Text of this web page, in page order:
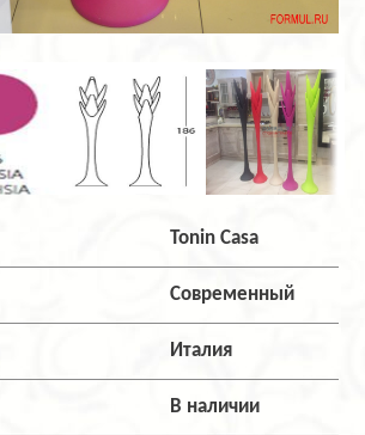
Tonin Casa
Современный
Италия
В наличии